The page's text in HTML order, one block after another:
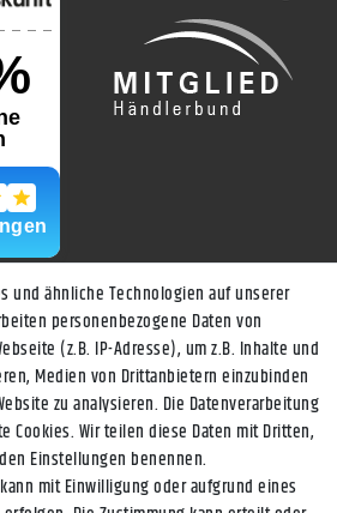
und ähnliche Technologien auf unserer
personenbezogene Daten von
(z.B. IP-Adresse), um z.B. Inhalte und
Medien von Drittanbietern einzubinden
zu analysieren. Die Datenverarbeitung
Cookies. Wir teilen diese Daten mit Dritten,
Einstellungen benennen.
mit Einwilligung oder aufgrund eines